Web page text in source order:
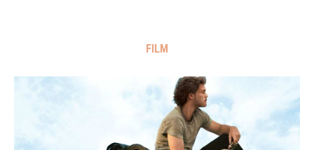
FILM